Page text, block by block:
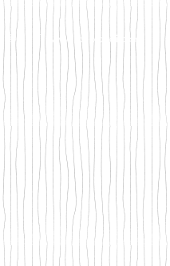
© 2021 www.liceofondi.com